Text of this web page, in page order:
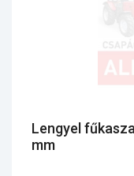
Lengyel
mm